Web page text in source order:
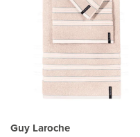
Guy Laroche